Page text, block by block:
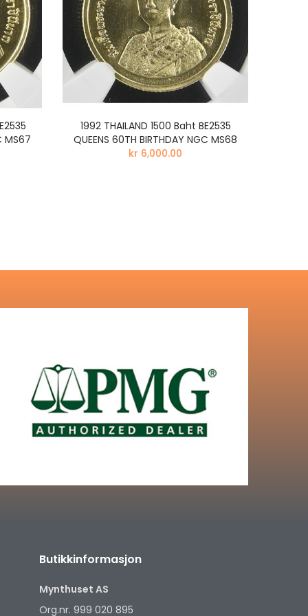
MS67
1992 THAILAND 1500 Baht BE2535
QUEENS 60TH BIRTHDAY NGC MS68
kr 6,000.00
Butikkinformasjon
Mynthuset AS
Org.nr. 999 020 895